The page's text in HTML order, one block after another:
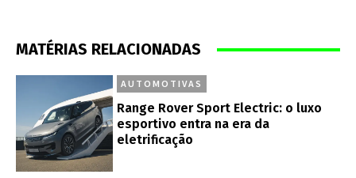
MATÉRIAS RELACIONADAS
AUTOMOTIVAS
Range Rover Sport Electric: o luxo
esportivo entra na era da
eletrificação